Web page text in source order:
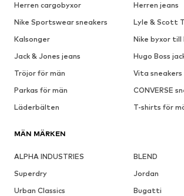
Herren cargobyxor
Herren jeans
Nike Sportswear sneakers
Lyle & Scott
Kalsonger
Nike byxor till
Jack & Jones jeans
Hugo Boss
Tröjor för män
Vita
Parkas för män
CONVERSE
Läderbälten
T-shirts för
MÄN MÄRKEN
ALPHA INDUSTRIES
BLEND
Superdry
Jordan
Urban Classics
Bugatti